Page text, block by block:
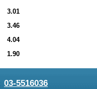
03-5516036
3.01
3.46
4.04
1.90